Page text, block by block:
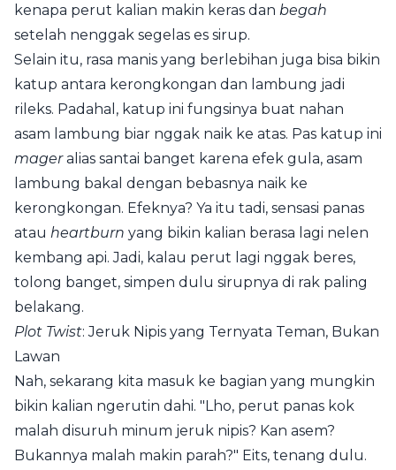
kenapa perut kalian makin keras dan begah
setelah nenggak segelas es sirup.
Selain itu, rasa manis yang berlebihan juga bisa bikin
katup antara kerongkongan dan lambung jadi
rileks. Padahal, katup ini fungsinya buat nahan
asam lambung biar nggak naik ke atas. Pas katup ini
mageralias santai banget karena efek gula, asam
lambung bakal dengan bebasnya naik ke
kerongkongan. Efeknya? Ya itu tadi, sensasi panas
atau heartburn yang bikin kalian berasa lagi nelen
kembang api. Jadi, kalau perut lagi nggak beres,
tolong banget, simpen dulu sirupnya di rak paling
belakang.
Plot Twist: Jeruk Nipis yang Ternyata Teman, Bukan
Lawan
Nah, sekarang kita masuk ke bagian yang mungkin
bikin kalian ngerutin dahi. "Lho, perut panas kok
malah disuruh minum jeruk nipis? Kan asem?
Bukannya malah makin parah?" Eits, tenang dulu.